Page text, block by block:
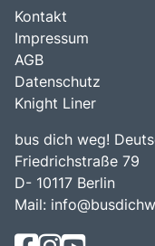
Kontakt
Impressum
AGB
Datenschutz
Knight Liner
bus dich weg!
Friedrichstraße 79
D- 10117 Berlin
Mail: